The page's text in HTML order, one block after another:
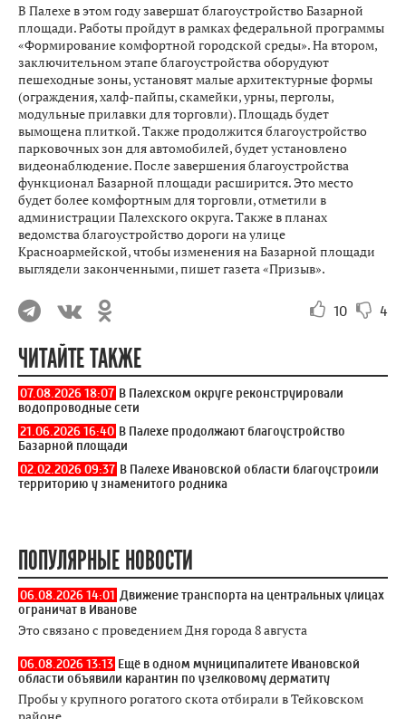
В Палехе в этом году завершат благоустройство Базарной
площади. Работы пройдут в рамках федеральной программы
«Формирование комфортной городской среды». На втором,
заключительном этапе благоустройства оборудуют
пешеходные зоны, установят малые архитектурные формы
(ограждения, халф-пайпы, скамейки, урны, перголы,
модульные прилавки для торговли). Площадь будет
вымощена плиткой. Также продолжится благоустройство
парковочных зон для автомобилей, будет установлено
видеонаблюдение. После завершения благоустройства
функционал Базарной площади расширится. Это место
будет более комфортным для торговли, отметили в
администрации Палехского округа. Также в планах
ведомства благоустройство дороги на улице
Красноармейской, чтобы изменения на Базарной площади
выглядели законченными, пишет газета «Призыв».
10 4
ЧИТАЙТЕ ТАКЖЕ
07.08.2026 18:07 В Палехском округе реконструировали
водопроводные сети
21.06.2026 16:40 В Палехе продолжают благоустройство
Базарной площади
02.02.2026 09:37 В Палехе Ивановской области благоустроили
территорию у знаменитого родника
ПОПУЛЯРНЫЕ НОВОСТИ
06.08.2026 14:01 Движение транспорта на центральных улицах
ограничат в Иванове
Это связано с проведением Дня города 8 августа
06.08.2026 13:13 Ещё в одном муниципалитете Ивановской
области объявили карантин по узелковому дерматиту
Пробы у крупного рогатого скота отбирали в Тейковском
районе